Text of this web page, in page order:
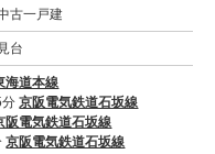
古一戸建
台
海道本線
分京阪電気鉄道石坂線
阪電気鉄道石坂線
京阪電気鉄道石坂線